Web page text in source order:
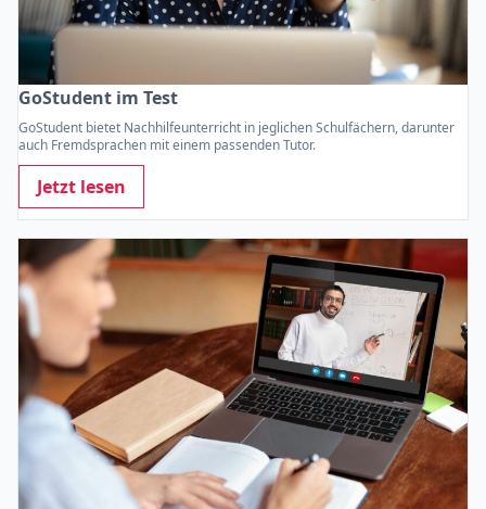
GoStudent im Test
GoStudent bietet Nachhilfeunterricht in jeglichen Schulfächern, darunter
auch Fremdsprachen mit einem passenden Tutor.
Jetzt lesen